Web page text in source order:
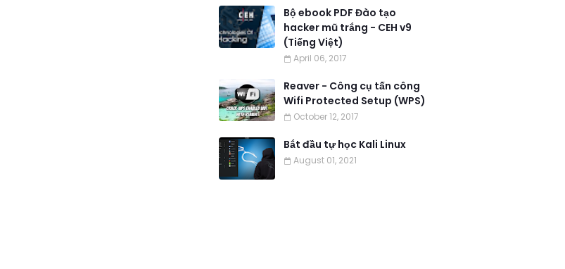
Bộ ebook PDF Đào tạo
hacker mũ trắng - CEH v9
(Tiếng Việt)
April 06, 2017
Reaver - Công cụ tấn công
Wifi Protected Setup (WPS)
October 12, 2017
Bắt đầu tự học Kali Linux
August 01, 2021